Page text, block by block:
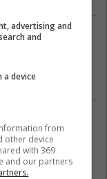
– deputetët e
brenda
advertising and
and
device
from
other device
with 369
and our partners